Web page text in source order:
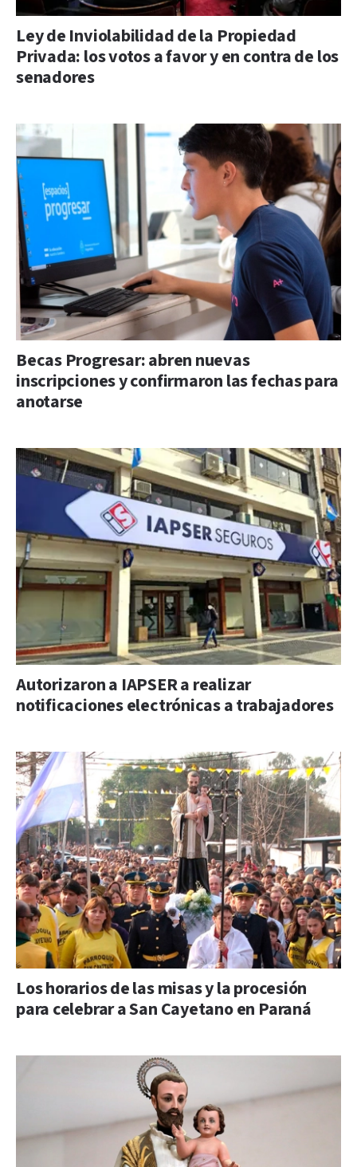
Ley de Inviolabilidad de la Propiedad
Privada: los votos a favor y en contra de los
senadores
Becas Progresar: abren nuevas
inscripciones y confirmaron las fechas para
anotarse
Autorizaron a IAPSER a realizar
notificaciones electrónicas a trabajadores
Los horarios de las misas y la procesión
para celebrar a San Cayetano en Paraná